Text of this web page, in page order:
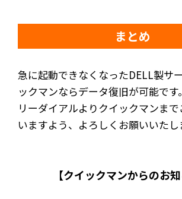
まとめ
急に起動できなくなったDELL製サ
ックマンならデータ復旧が可能です
リーダイアルよりクイックマンま
いますよう、よろしくお願いいたし
【クイックマンからのお知